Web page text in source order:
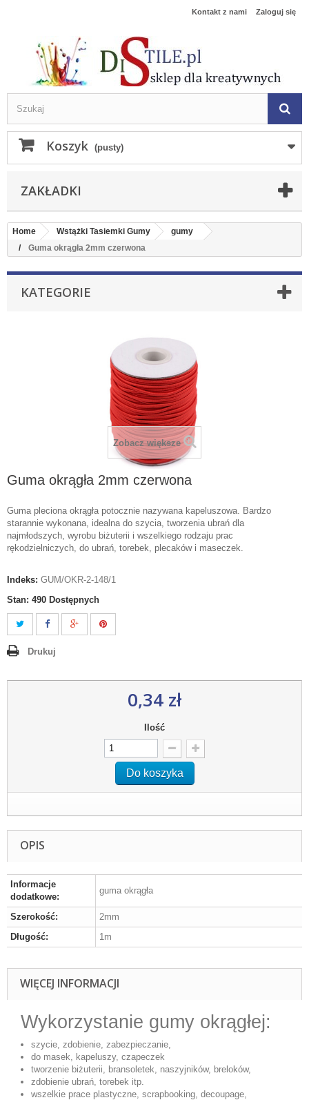
Zaloguj się
Kontakt z nami
Koszyk (pusty)
ZAKŁADKI
Home Wstążki Tasiemki Gumy
gumy
Guma okrągła 2mm czerwona
KATEGORIE
Zobacz większe
Guma okrągła 2mm czerwona
Guma pleciona okrągła potocznie nazywana kapeluszowa. Bardzo
starannie wykonana, idealna do szycia, tworzenia ubrań dla
najmłodszych, wyrobu biżuterii i wszelkiego rodzaju prac
rękodzielniczych, do ubrań, torebek, plecaków i maseczek.
Indeks: GUM/OKR-2-148/1
Stan: 490 Dostępnych
Drukuj
0,34 zł
Ilość
Do koszyka
OPIS
Informacje
dodatkowe:
guma okrągła
Szerokość:
2mm
Długość:
1m
WIĘCEJ INFORMACJI
Wykorzystanie gumy okrągłej:
szycie, zdobienie, zabezpieczanie,
do masek, kapeluszy, czapeczek
tworzenie biżuterii, bransoletek, naszyjników, breloków,
zdobienie ubrań, torebek itp.
wszelkie prace plastyczne, scrapbooking, decoupage,